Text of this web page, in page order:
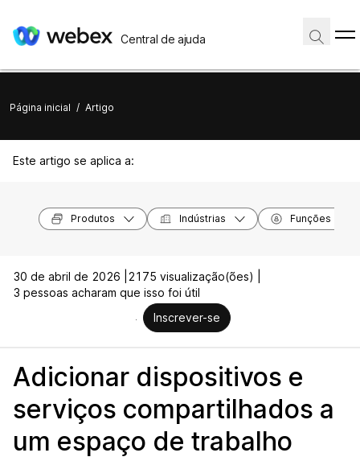
Central de ajuda
Página inicial / Artigo
Este artigo se aplica a:
Produtos Indústrias Funções
30 de abril de 2026 |
2175 visualização(ões) |
3 pessoas acharam que isso foi útil
Inscrever-se
Adicionar dispositivos e
serviços compartilhados a
um espaço de trabalho